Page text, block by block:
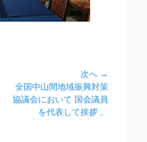
次へ →
次
の
全国中山間地域振興対策
協議会において 国会議員
を代表して挨拶 。